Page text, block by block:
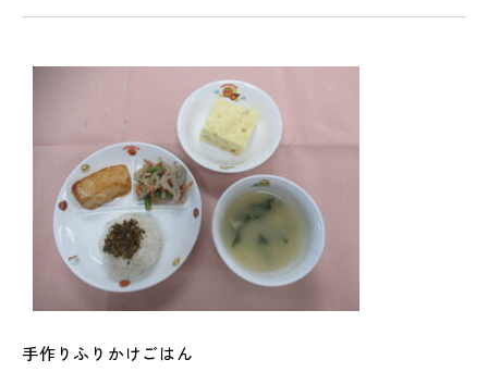
手作りふりかけごはん